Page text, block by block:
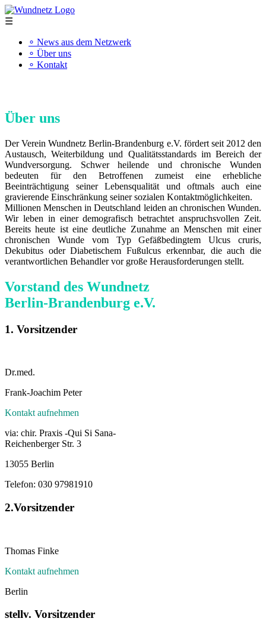
☰
∘ News aus dem Netzwerk
∘ Über uns
∘ Kontakt
Über uns
Der Verein Wundnetz Berlin‑Brandenburg e.V. fördert seit 2012 den
Austausch, Weiterbildung und Qualitätsstandards im Bereich der
Wundversorgung. Schwer heilende und chronische Wunden
bedeuten für den Betroffenen zumeist eine erhebliche
Beeinträchtigung seiner Lebensqualität und oftmals auch eine
gravierende Einschränkung seiner sozialen Kontaktmöglichkeiten.
Millionen Menschen in Deutschland leiden an chronischen Wunden.
Wir leben in einer demografisch betrachtet anspruchsvollen Zeit.
Bereits heute ist eine deutliche Zunahme an Menschen mit einer
chronischen Wunde vom Typ Gefäßbedingtem Ulcus cruris,
Dekubitus oder Diabetischem Fußulcus erkennbar, die auch die
verantwortlichen Behandler vor große Herausforderungen stellt.
Vorstand des Wundnetz
Berlin‑Brandenburg e.V.
1. Vorsitzender
Dr.med.
Frank-Joachim Peter
Kontakt aufnehmen
via: chir. Praxis -Qui Si Sana-
Reichenberger Str. 3
13055 Berlin
Telefon: 030 97981910
2.Vorsitzender
Thomas Finke
Kontakt aufnehmen
Berlin
stellv. Vorsitzender